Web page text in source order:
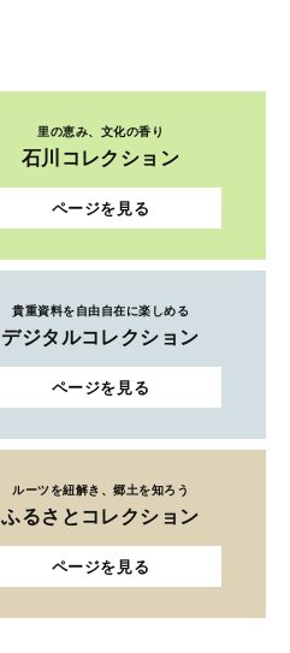
里の恵み、文化の香り
石川コレクション
ページを見る
貴重資料を自由自在に楽しめる
デジタルコレクション
ページを見る
ルーツを紐解き、郷土を知ろう
ふるさとコレクション
ページを見る